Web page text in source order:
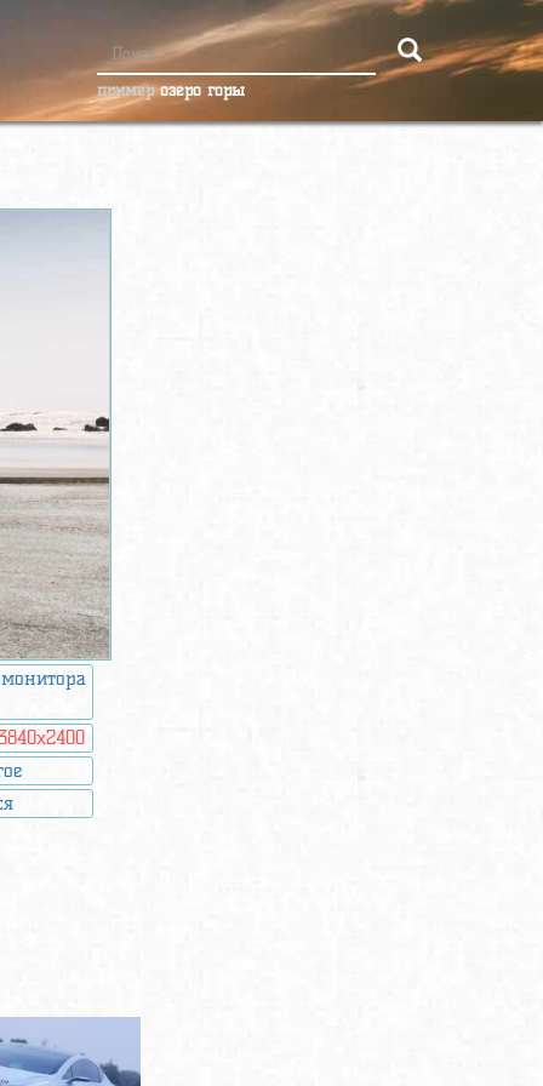
примерозеро горы